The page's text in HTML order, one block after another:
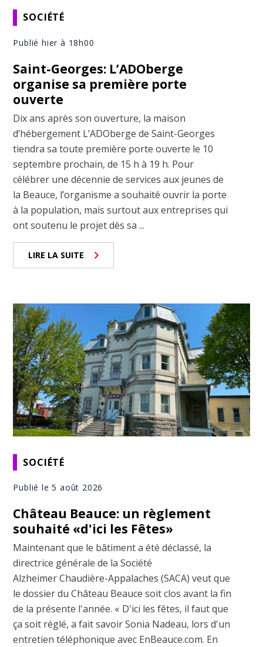
SOCIÉTÉ
Publié hier à 18h00
Saint-Georges: L’ADOberge
organise sa première porte
ouverte
Dix ans après son ouverture, la maison
d’hébergement L’ADOberge de Saint-Georges
tiendra sa toute première porte ouverte le 10
septembre prochain, de 15 h à 19 h. Pour
célébrer une décennie de services aux jeunes de
la Beauce, l’organisme a souhaité ouvrir la porte
à la population, mais surtout aux entreprises qui
ont soutenu le projet dès sa ...
LIRE LA SUITE
SOCIÉTÉ
Publié le 5 août 2026
Château Beauce: un règlement
souhaité «d'ici les Fêtes»
Maintenant que le bâtiment a été déclassé, la
directrice générale de la Société
Alzheimer Chaudière-Appalaches (SACA) veut que
le dossier du Château Beauce soit clos avant la fin
de la présente l'année. « D'ici les fêtes, il faut que
ça soit réglé, a fait savoir Sonia Nadeau, lors d'un
entretien téléphonique avec EnBeauce.com. En